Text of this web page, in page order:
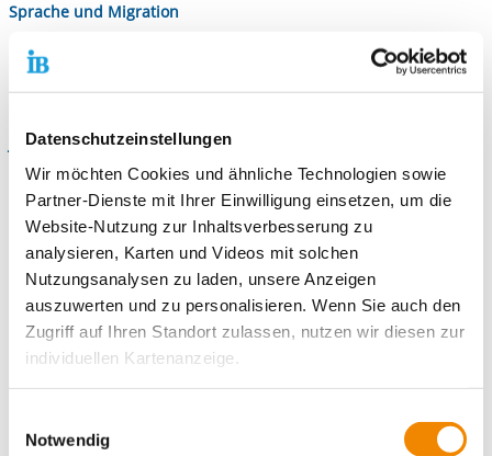
Datenschutzeinstellungen
Wir möchten Cookies und ähnliche Technologien sowie
Partner-Dienste mit Ihrer Einwilligung einsetzen, um die
Website-Nutzung zur Inhaltsverbesserung zu
analysieren, Karten und Videos mit solchen
Nutzungsanalysen zu laden, unsere Anzeigen
auszuwerten und zu personalisieren. Wenn Sie auch den
Zugriff auf Ihren Standort zulassen, nutzen wir diesen zur
individuellen Kartenanzeige.
unsere Partner Daten wie Ihre IP-Adresse und
Notwendig
Sprache und Migration
Jugendmigrationsdienste Wetzlar
Sprachschule Wetzlar
Jugendhilfe und Wohnen
Ambulant betreutes Jugendwohnen
Stationäre Jugendwohngruppe
Wohnprojekt Wetzlar
Dienstleistungen an Schulen
Sozialarbeit an der Schule in Braunfels
Sozialarbeit an der Schule in Mittenaar
Inklusion und Teilhabe